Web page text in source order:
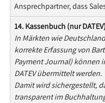
Ansprechpartner, dass
14. Kassenbuch (nur DATEV)
In Märkten wie
korrekte Erfassung von
Payment Journal) können
DATEV übermittelt werden.
Damit wird sichergestellt,
transparent im